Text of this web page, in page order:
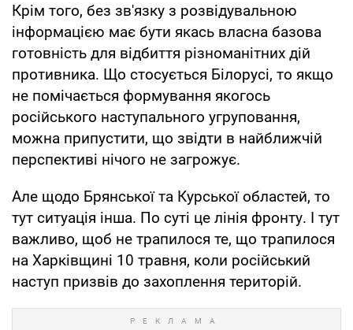
Крім того, без зв'язку з розвідувальною
інформацією має бути якась власна базова
готовність для відбиття різноманітних дій
противника. Що стосується Білорусі, то якщо
не помічається формування якогось
російського наступального угруповання,
можна припустити, що звідти в найближчій
перспективі нічого не загрожує.
Але щодо Брянської та Курської областей, то
тут ситуація інша. По суті це лінія фронту. І тут
важливо, щоб не трапилося те, що трапилося
на Харківщині 10 травня, коли російський
наступ призвів до захоплення територій.